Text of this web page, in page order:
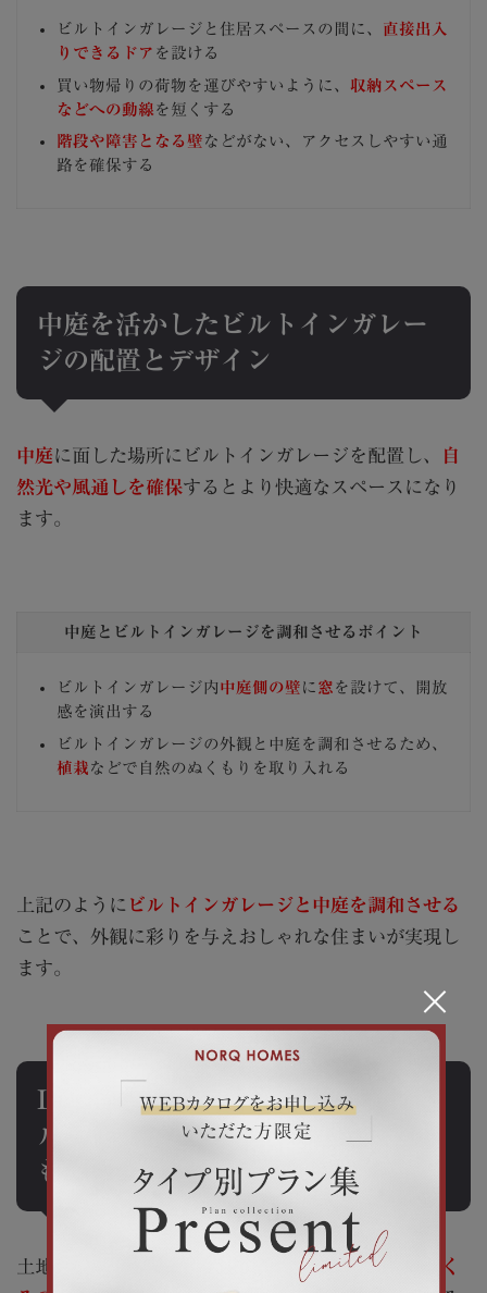
ビルトインガレージと住居スペースの間に、 直接出入
りできるドア を設ける
買い物帰りの荷物を運びやすいように、 収納スペース
などへの動線 を短くする
階段や障害となる壁 などがない、アクセスしやすい通
路を確保する
中庭を活かしたビルトインガレー
ジの配置とデザイン
中庭に面した場所にビルトインガレージを配置し、
自
然光や風通しを確保するとより快適なスペースになり
ます。
中庭とビルトインガレージを調和させるポイント
ビルトインガレージ内 中庭側の壁 に 窓 を設けて、開放
感を演出する
ビルトインガレージの外観と中庭を調和させるため、
植栽 などで自然のぬくもりを取り入れる
上記のように ビルトインガレージと中庭を調和させる
ことで、外観に彩りを与えおしゃれな住まいが実現し
ます。
L字型平屋なら、縦長の土地でもビ
ルトインガレージ設置できる場合
も
土地形状によって
「平屋にビルトインガレージをつく
×